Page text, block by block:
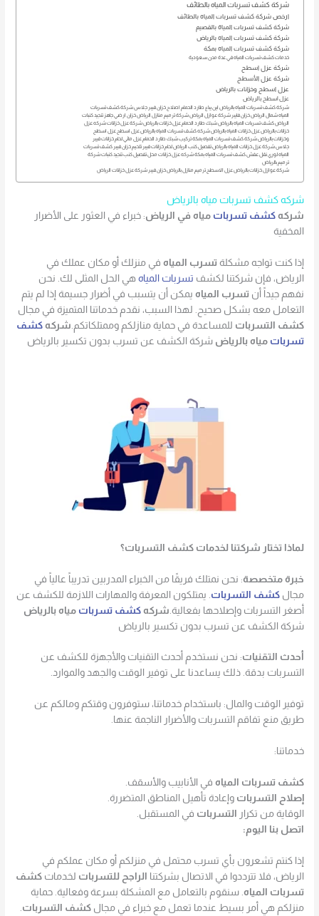
شركة كشف تسربات المياه بالطائف
ارخص شركة كشف تسربات المياه بالطائف
شركة كشف تسربات المياة بالقصيم
شركة كشف تسربات المياه بالرياض
شركة كشف تسربات المياه بمكة
خدمات كشف تسربات المياه في عدة مدن سعودية
شركة عزل اسطح
شركة عزل الأسطح
عزل اسطح وخزانات بالرياض
عزل اسطح بالرياض
شركة كشف تسربات المياه بالرياض اين يباع طارد الحمام اصلاح خزان فيبر جلاس شركة كشف تسربات
المياه شمال الرياض خزان فايبر شركة عوازل الرياض شركة ترميم منازل الرياض خزان ارضي جاهز تنجيد كنبات
الرياض كشف تسربات المياه بالرياض شبك طارد الحمام عزل خزانات بالرياض شركة عزل خزانات شركه عزل
خزانات بالرياض عزل خزانات المياه بالرياض شركه كشف تسربات المياه بالرياض عزل اسطح عزل اسطح
وخزانات بالرياض شركة كشف تسربات المياه بمكة تركيب شبك طارد الحمام عزل مائي لحام خزانات فيبر
جلاس شركة عزل خزانات المياه بالرياض تفصيل كنب الرياض لحام خزانات فيبر تلحيم خزان فيبر كشف تسربات
المياه لوري نقل عفش كشف تسربات المياه بمكة شركه عزل خزانات محل تفصيل كنب تنجيد كنبات شركة
ترميم بالرياض
شركة عوازل خزانات بالرياض عزل الاسطح ترميم منازل بالرياض خزان فيبر شركة عزل خزانات الرياض
شركه كشف تسربات مياه بالرياض
شركهكشف تسربات مياه في الرياض: خبراء في العثور على الأضرار
المخفية
إذا كنت تواجه مشكلةتسرب المياه في منزلك أو مكان عملك في
الرياض، فإن شركتنا لكشف تسربات المياه هي الحل المثلى لك. نحن
نفهم جيداً أنتسرب المياه يمكن أن يتسبب في أضرار جسيمة إذا لم يتم
التعامل معه بشكل صحيح. لهذا السبب، نقدم خدماتنا المتميزة في مجال
كشف التسربات للمساعدة في حماية منازلكم وممتلكاتكم. شركهكشف
تسربات مياه بالرياضشركة الكشف عن تسرب بدون تكسير بالرياض
لماذا تختار شركتنا لخدمات كشف التسربات؟
خبرة متخصصة: نحن نمتلك فريقًا من الخبراء المدربين تدريباً عالياً في
مجالكشف التسربات . يمتلكون المعرفة والمهارات اللازمة للكشف عن
أصغر التسربات وإصلاحها بفعالية. شركهكشف تسربات مياه بالرياض
شركة الكشف عن تسرب بدون تكسير بالرياض
أحدث التقنيات: نحن نستخدم أحدث التقنيات والأجهزة للكشف عن
التسربات بدقة. ذلك يساعدنا على توفير الوقت والجهد والموارد.
توفير الوقت والمال: باستخدام خدماتنا، ستوفرون وقتكم ومالكم عن
طريق منع تفاقم التسربات والأضرار الناجمة عنها.
خدماتنا:
كشف تسربات المياه في الأنابيب والأسقف.
إصلاح التسربات وإعادة تأهيل المناطق المتضررة.
الوقاية من تكرار التسربات في المستقبل.
اتصل بنا اليوم:
إذا كنتم تشعرون بأي تسرب محتمل في منزلكم أو مكان عملكم في
الرياض، فلا تترددوا في الاتصال بشركتنا
الراجح للتسربات لخدمات كشف
تسربات المياه . سنقوم بالتعامل مع المشكلة بسرعة وفعالية. حماية
منزلكم هي أمر بسيط عندما تعمل مع خبراء في مجالكشف التسربات